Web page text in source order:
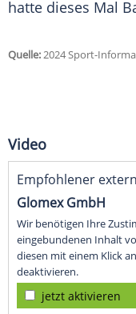
hatte dieses Mal
Quelle:2024 Sport-
Video
Empfohlener
Glomex GmbH
Wir benötigen Ihre
eingebundenen Inhalt
diesen mit einem Klick
deaktivieren.
jetzt aktivieren